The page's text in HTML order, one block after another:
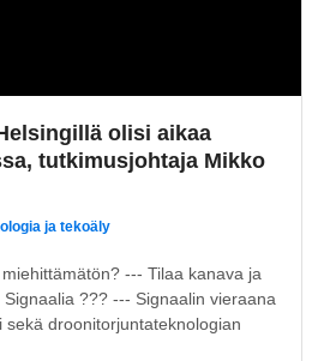
olisi aikaa
tutkimusjohtaja Mikko
ja tekoäly
--- Tilaa kanava ja
??? --- Signaalin vieraana
droonitorjuntateknologian